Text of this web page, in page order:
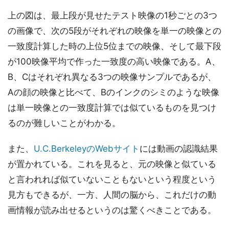
上の図は、最上段が見せたテスト映像の1秒ごとの3つ
の画像で、次の5段がそれぞれの映像を単一の映像との
一致度計算した時の上位5位までの映像、そして最下段
が100映像平均で作った一致度の高い映像である。A、
B、Cはそれぞれ異なる3つの映像サンプルであるが、
Aの顔の映像と比べて、Bのインクのシミのような映像
は単一映像との一致度計算では似ているものを見つけ
るのが難しいことがわかる。
また、 U.C.BerkeleyのWebサイト には動画の認識結果
が置かれている。これを見ると、元の映像と似ている
と言われれば似ていないこともないという程度という
見方もできるが、一方、人間の脳から、これだけの動
画情報が読み出せるというのは驚くべきことである。